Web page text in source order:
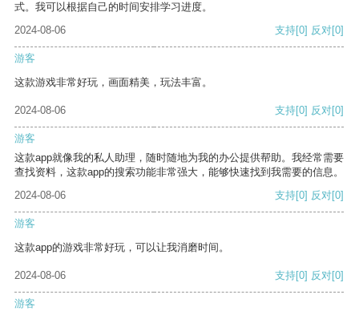
式。我可以根据自己的时间安排学习进度。
2024-08-06
支持[0] 反对[0]
游客
这款游戏非常好玩，画面精美，玩法丰富。
2024-08-06 支持[0] 反对[0]
游客
这款app就像我的私人助理，随时随地为我的办公提供帮助。我经常需要
查找资料，这款app的搜索功能非常强大，能够快速找到我需要的信息。
2024-08-06
支持[0] 反对[0]
游客
这款app的游戏非常好玩，可以让我消磨时间。
2024-08-06 支持[0] 反对[0]
游客